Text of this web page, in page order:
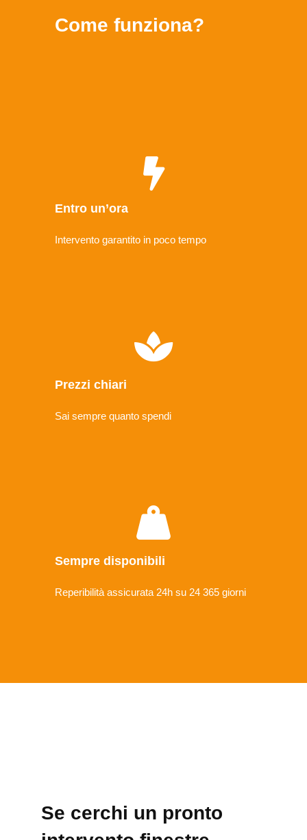
Come funziona?
Entro un’ora
Intervento garantito in poco tempo
Prezzi chiari
Sai sempre quanto spendi
Sempre disponibili
Reperibilità assicurata 24h su 24 365 giorni
Se cerchi un pronto